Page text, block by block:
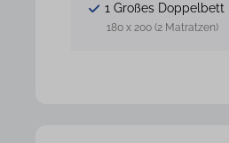
1 Großes Doppelbett
180 x 200 (2 Matratzen)